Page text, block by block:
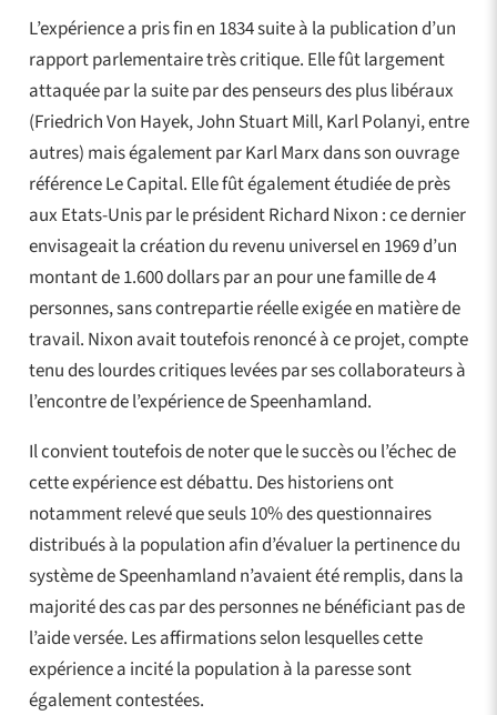
L’expérience a pris fin en 1834 suite à la publication d’un
rapport parlementaire très critique. Elle fût largement
attaquée par la suite par des penseurs des plus libéraux
(Friedrich Von Hayek, John Stuart Mill, Karl Polanyi, entre
autres) mais également par Karl Marx dans son ouvrage
référence Le Capital. Elle fût également étudiée de près
aux Etats-Unis par le président Richard Nixon : ce dernier
envisageait la création du revenu universel en 1969 d’un
montant de 1.600 dollars par an pour une famille de 4
personnes, sans contrepartie réelle exigée en matière de
travail. Nixon avait toutefois renoncé à ce projet, compte
tenu des lourdes critiques levées par ses collaborateurs à
l’encontre de l’expérience de Speenhamland.
Il convient toutefois de noter que le succès ou l’échec de
cette expérience est débattu. Des historiens ont
notamment relevé que seuls 10% des questionnaires
distribués à la population afin d’évaluer la pertinence du
système de Speenhamland n’avaient été remplis, dans la
majorité des cas par des personnes ne bénéficiant pas de
l’aide versée. Les affirmations selon lesquelles cette
expérience a incité la population à la paresse sont
également contestées.